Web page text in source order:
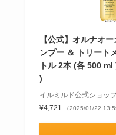
【公式】オルナオ
ンプー ＆ トリート
トル 2本 (各 500
)
イルミルド公式ショッ
¥4,721
（2025/01/22